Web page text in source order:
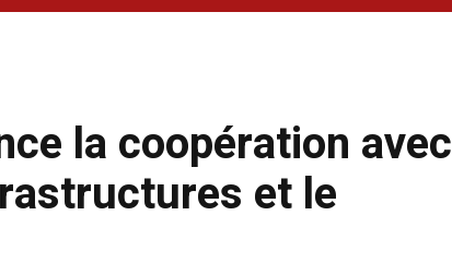
la coopération avec
et le